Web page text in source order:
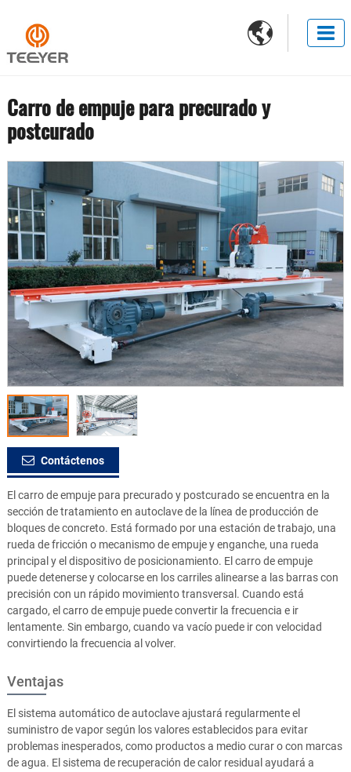

Carro de empuje para precurado y
postcurado
Contáctenos
El carro de empuje para precurado y postcurado se encuentra en la
sección de tratamiento en autoclave de la línea de producción de
bloques de concreto. Está formado por una estación de trabajo, una
rueda de fricción o mecanismo de empuje y enganche, una rueda
principal y el dispositivo de posicionamiento. El carro de empuje
puede detenerse y colocarse en los carriles alinearse a las barras con
precisión con un rápido movimiento transversal. Cuando está
cargado, el carro de empuje puede convertir la frecuencia e ir
lentamente. Sin embargo, cuando va vacío puede ir con velocidad
convirtiendo la frecuencia al volver.
Ventajas
El sistema automático de autoclave ajustará regularmente el
suministro de vapor según los valores establecidos para evitar
problemas inesperados, como productos a medio curar o con marcas
de agua. El sistema de recuperación de calor residual ayudará a